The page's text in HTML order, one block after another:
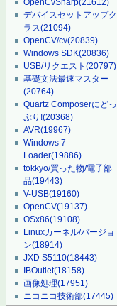
OpenCvSharp(21612)
デバイスセットアップク
ラス(21094)
OpenCV/cv(20839)
Windows SDK(20836)
USB/リクエスト(20797)
基礎文法最速マスター
(20764)
Quartz Composerにどっ
ぷり!(20368)
AVR(19967)
Windows 7
Loader(19886)
tokkyo/買った物/電子部
品(19443)
V-USB(19160)
OpenCV(19137)
OSx86(19108)
Linuxカーネル/バージョ
ン(18914)
JXD S5110(18443)
IBOutlet(18158)
画像処理(17951)
ニコニコ技術部(17445)